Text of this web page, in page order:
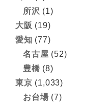
所沢 (1)
大阪 (19)
愛知 (77)
名古屋 (52)
豊橋 (8)
東京 (1,033)
お台場 (7)